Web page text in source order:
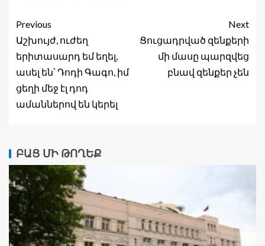
Previous
Աշխույժ, ուժեղ
երիտասարդ եմ եղել,
ասել են՝ Դոդի Գագո, իմ
ցեղի մեջ էլ դոդ
ամաններով են կերել
Next
Ցուցադրված զենքերի
մի մասը պարզվեց
բնավ զենքեր չեն
ԲԱՑ ՄԻ ԹՈՂԵՔ